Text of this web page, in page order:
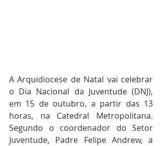
A Arquidiocese de Natal vai celebrar
o Dia Nacional da Juventude (DNJ),
em 15 de outubro, a partir das 13
horas, na Catedral Metropolitana.
Segundo o coordenador do Setor
Juventude, Padre Felipe Andrew, a